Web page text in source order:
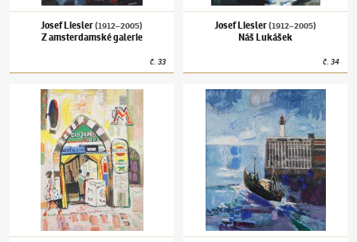
Josef Liesler(1912–2005)
Z amsterdamské galerie
č.33
Josef Liesler(1912–2005)
Náš Lukášek
č.34
Josef Liesler(1912–2005)Trattoria M ve FlorenciiJosef Liesler(1912–2005)Maják v Dieppe